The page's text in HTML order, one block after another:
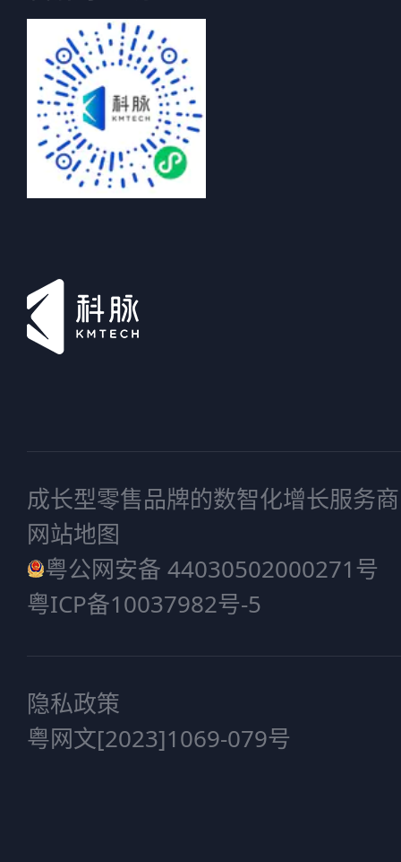
成长型零售品牌的数智化增长服务商
网站地图
粤公网安备 44030502000271号
粤ICP备10037982号-5
隐私政策
粤网文[2023]1069-079号